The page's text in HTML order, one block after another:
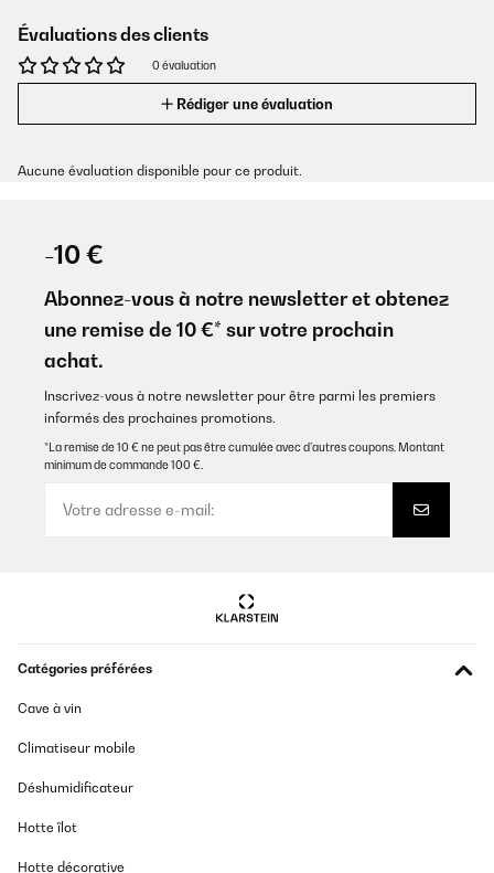
Évaluations des clients
0 évaluation
Rédiger une évaluation
Aucune évaluation disponible pour ce produit.
-10 €
Abonnez-vous à notre newsletter et obtenez
une remise de 10 €* sur votre prochain
achat.
Inscrivez-vous à notre newsletter pour être parmi les premiers
informés des prochaines promotions.
*La remise de 10 € ne peut pas être cumulée avec d’autres coupons. Montant
minimum de commande 100 €.
Catégories préférées
Cave à vin
Climatiseur mobile
Déshumidificateur
Hotte îlot
Hotte décorative